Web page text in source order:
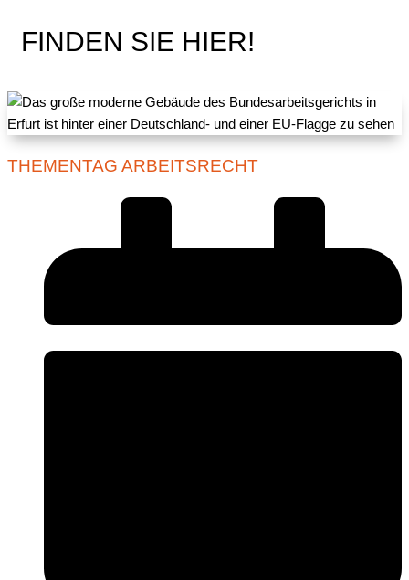
FINDEN SIE HIER!
THEMENTAG ARBEITSRECHT